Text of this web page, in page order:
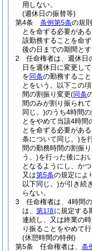
用しない。
(週休日の振替等)
第4条
条例第5条の規
とを命ずる必要があ
該勤務することを命
後の日までの期間とす
2
任命権者は、週休日
日を週休日に変更し
を同条の勤務するこ
とをいう。以下この
間の割振り変更(同条
間のみが割り振られ
同じ。)のうち4時間
とをやめて当該4時間
とを命ずる必要があ
条について同じ。)を
間の勤務時間の割振
う。)を行った後にお
となるようにし、か
又は第5条の規定によ
以下同じ。)が引き続
らない。
3
任命権者は、4時間
は、 第1項に規定する
連続し、又は終業の
り振ることをやめて
(休憩時間の特例)
第5条
任命権者は、 条